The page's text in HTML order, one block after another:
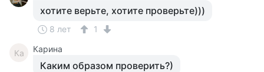
хотите верьте, хотите проверьте)))
8 лет 1
Ка Карина
Каким образом проверить?)